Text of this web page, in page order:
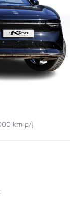
km p/j